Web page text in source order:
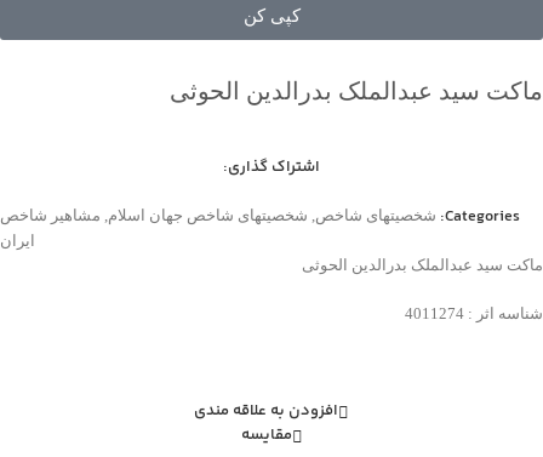
کپی کن
ماکت سید عبدالملک بدرالدین الحوثی
اشتراک گذاری:
Categories: شخصیتهای شاخص شخصیتهای شاخص جهان اسلام مشاهیر شاخص
ایران
ماکت سید عبدالملک بدرالدین الحوثی
شناسه اثر : 4011274
افزودن به علاقه مندی
مقایسه